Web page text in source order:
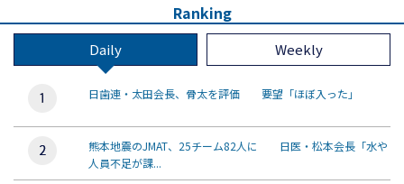
Ranking
Daily Weekly
日歯連・太田会長、骨太を評価 要望「ほぼ入った」
熊本地震のJMAT、25チーム82人に 日医・松本会長「水や
人員不足が課...